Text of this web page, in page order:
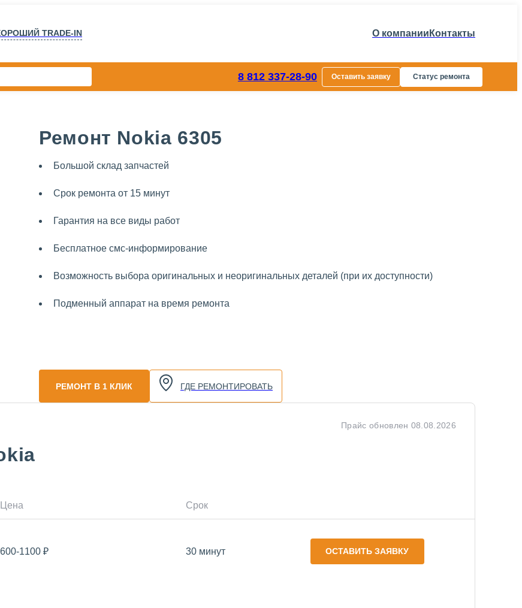
TRADE-IN О компании Контакты
8 812 337-28-90 Оставить заявку Статус ремонта
Ремонт Nokia 6305
Большой склад запчастей
Срок ремонта от 15 минут
Гарантия на все виды работ
Бесплатное смс-информирование
Возможность выбора оригинальных и неоригинальных деталей (при их доступности)
Подменный аппарат на время ремонта
РЕМОНТ В 1 КЛИК ГДЕ РЕМОНТИРОВАТЬ
Прайс обновлен 08.08.2026
Цена Срок
600-1100₽ 30 минут ОСТАВИТЬ ЗАЯВКУ